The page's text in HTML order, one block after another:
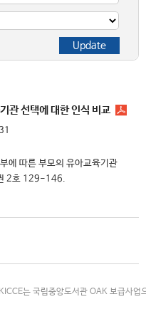
관 선택에 대한 인식 비교
따른 부모의 유아교육기관
2호 129-146.
는 국립중앙도서관 OAK 보급사업